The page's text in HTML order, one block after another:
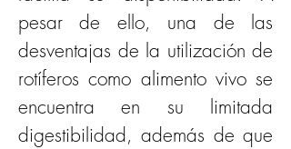
pesar de ello, una de las
desventajas de la utilización de
rotíferos como alimento vivo se
encuentra en su limitada
digestibilidad, además de que